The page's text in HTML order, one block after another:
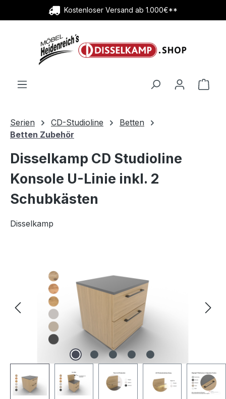
Zum Hauptinhalt springenKostenloser Versand ab 1.000€**
Serien CD-Studioline
Betten
Betten Zubehör
Disselkamp CD Studioline
Konsole U-Linie inkl. 2
Schubkästen
Disselkamp